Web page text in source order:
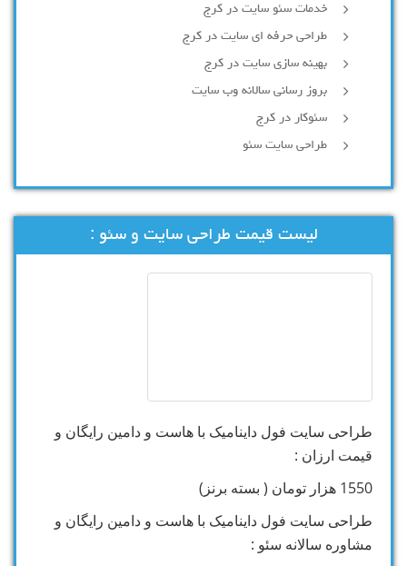
خدمات سئو سایت در کرج
طراحی حرفه ای سایت در کرج
بهینه سازی سایت در کرج
بروز رسانی سالانه وب سایت
سئوکار در کرج
طراحی سایت سئو
لیست قیمت طراحی سایت و سئو :
طراحی سایت فول داینامیک با هاست و دامین رایگان و
قیمت ارزان :
1550 هزار تومان ( بسته برنز)
طراحی سایت فول داینامیک با هاست و دامین رایگان و
مشاوره سالانه سئو :